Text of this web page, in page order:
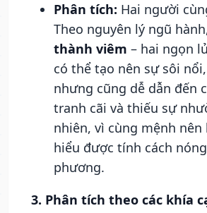
Phân tích: Hai người
Theo nguyên lý ngũ
thành viêm – hai ngọn
có thể tạo nên sự sôi
nhưng cũng dễ dẫn đến
tranh cãi và thiếu sự
nhiên, vì cùng mệnh nên
hiểu được tính cách
phương.
3. Phân tích theo các khía